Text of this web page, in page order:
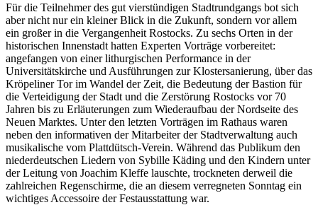
Für die Teilnehmer des gut vierstündigen Stadtrundgangs bot sich
aber nicht nur ein kleiner Blick in die Zukunft, sondern vor allem
ein großer in die Vergangenheit Rostocks. Zu sechs Orten in der
historischen Innenstadt hatten Experten Vorträge vorbereitet:
angefangen von einer lithurgischen Performance in der
Universitätskirche und Ausführungen zur Klostersanierung, über das
Kröpeliner Tor im Wandel der Zeit, die Bedeutung der Bastion für
die Verteidigung der Stadt und die Zerstörung Rostocks vor 70
Jahren bis zu Erläuterungen zum Wiederaufbau der Nordseite des
Neuen Marktes. Unter den letzten Vorträgen im Rathaus waren
neben den informativen der Mitarbeiter der Stadtverwaltung auch
musikalische vom Plattdütsch-Verein. Während das Publikum den
niederdeutschen Liedern von Sybille Käding und den Kindern unter
der Leitung von Joachim Kleffe lauschte, trockneten derweil die
zahlreichen Regenschirme, die an diesem verregneten Sonntag ein
wichtiges Accessoire der Festausstattung war.